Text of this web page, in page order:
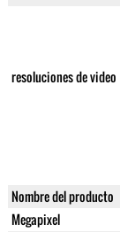
resoluciones de video
Nombre del producto
Megapixel